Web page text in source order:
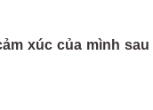
xúc của mình